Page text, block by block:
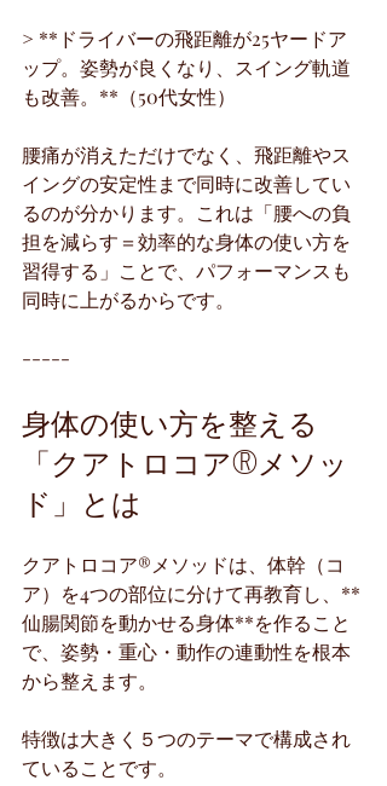
> **ドライバーの飛距離が25ヤードア
ップ。姿勢が良くなり、スイング軌道
も改善。**（50代女性）
腰痛が消えただけでなく、飛距離やス
イングの安定性まで同時に改善してい
るのが分かります。これは「腰への負
担を減らす＝効率的な身体の使い方を
習得する」ことで、パフォーマンスも
同時に上がるからです。
-----
身体の使い方を整える
「クアトロコア®︎メソッ
ド」とは
クアトロコア®︎メソッドは、体幹（コ
ア）を4つの部位に分けて再教育し、**
仙腸関節を動かせる身体**を作ること
で、姿勢・重心・動作の連動性を根本
から整えます。
特徴は大きく５つのテーマで構成され
ていることです。